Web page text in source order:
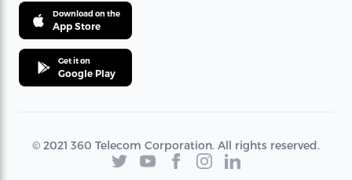
Download on the
App Store
Get it on
Google Play
© 2021 360 Telecom Corporation. All rights reserved.